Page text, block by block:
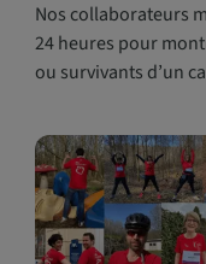
Nos collaborateurs
24 heures pour
ou survivants d’un